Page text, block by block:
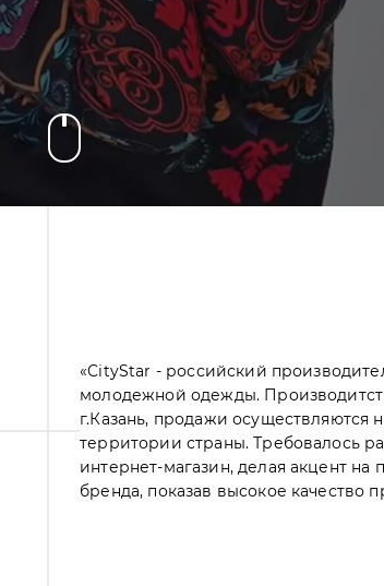
«CityStar - российский
молодежной одежды.
г.Казань, продажи осуществляются
территории страны. Требовалось
интернет-магазин, делая акцент
бренда, показав высокое качество